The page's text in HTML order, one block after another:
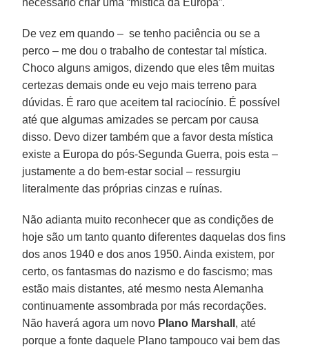
De vez em quando – se tenho paciência ou se a
perco – me dou o trabalho de contestar tal mística.
Choco alguns amigos, dizendo que eles têm muitas
certezas demais onde eu vejo mais terreno para
dúvidas. É raro que aceitem tal raciocínio. É possível
até que algumas amizades se percam por causa
disso. Devo dizer também que a favor desta mística
existe a Europa do pós-Segunda Guerra, pois esta –
justamente a do bem-estar social – ressurgiu
literalmente das próprias cinzas e ruínas.
Não adianta muito reconhecer que as condições de
hoje são um tanto quanto diferentes daquelas dos fins
dos anos 1940 e dos anos 1950. Ainda existem, por
certo, os fantasmas do nazismo e do fascismo; mas
estão mais distantes, até mesmo nesta Alemanha
continuamente assombrada por más recordações.
Não haverá agora um novo Plano Marshall , até
porque a fonte daquele Plano tampouco vai bem das